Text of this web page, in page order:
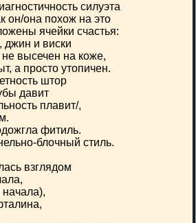
силуэта
он/она похож на это
ячейки счастья:
джин и виски
высечен на коже,
а просто утопичен.
штор
давит
плавит/,
фитиль.
блочный стиль.
взглядом